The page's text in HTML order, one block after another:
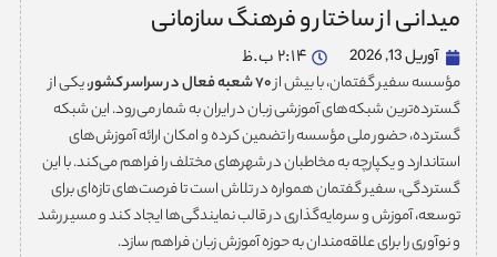
میدانی از ساختار و فرهنگ سازمانی
آوریل 13, 2026
2:14 ب.ظ
مؤسسه سفیر گفتمان، با بیش از۷۰شعبه فعال در سراسر کشور، یکی از
گسترده‌ترین شبکه‌های آموزشی زبان در ایران به شمار می‌رود. این شبکه
گسترده، حضور ملی مؤسسه را تضمین کرده و امکان ارائه آموزش‌های
استاندارد و یکپارچه به مخاطبان در شهرهای مختلف را فراهم می‌کند. با این
گستردگی، سفیر گفتمان همواره در تلاش است تا فرصت‌های تازه‌ای برای
توسعه، آموزش و سرمایه‌گذاری در قالب نمایندگی‌ها ایجاد کند و مسیر رشد
و نوآوری را برای علاقه‌مندان به حوزه آموزش زبان فراهم سازد.